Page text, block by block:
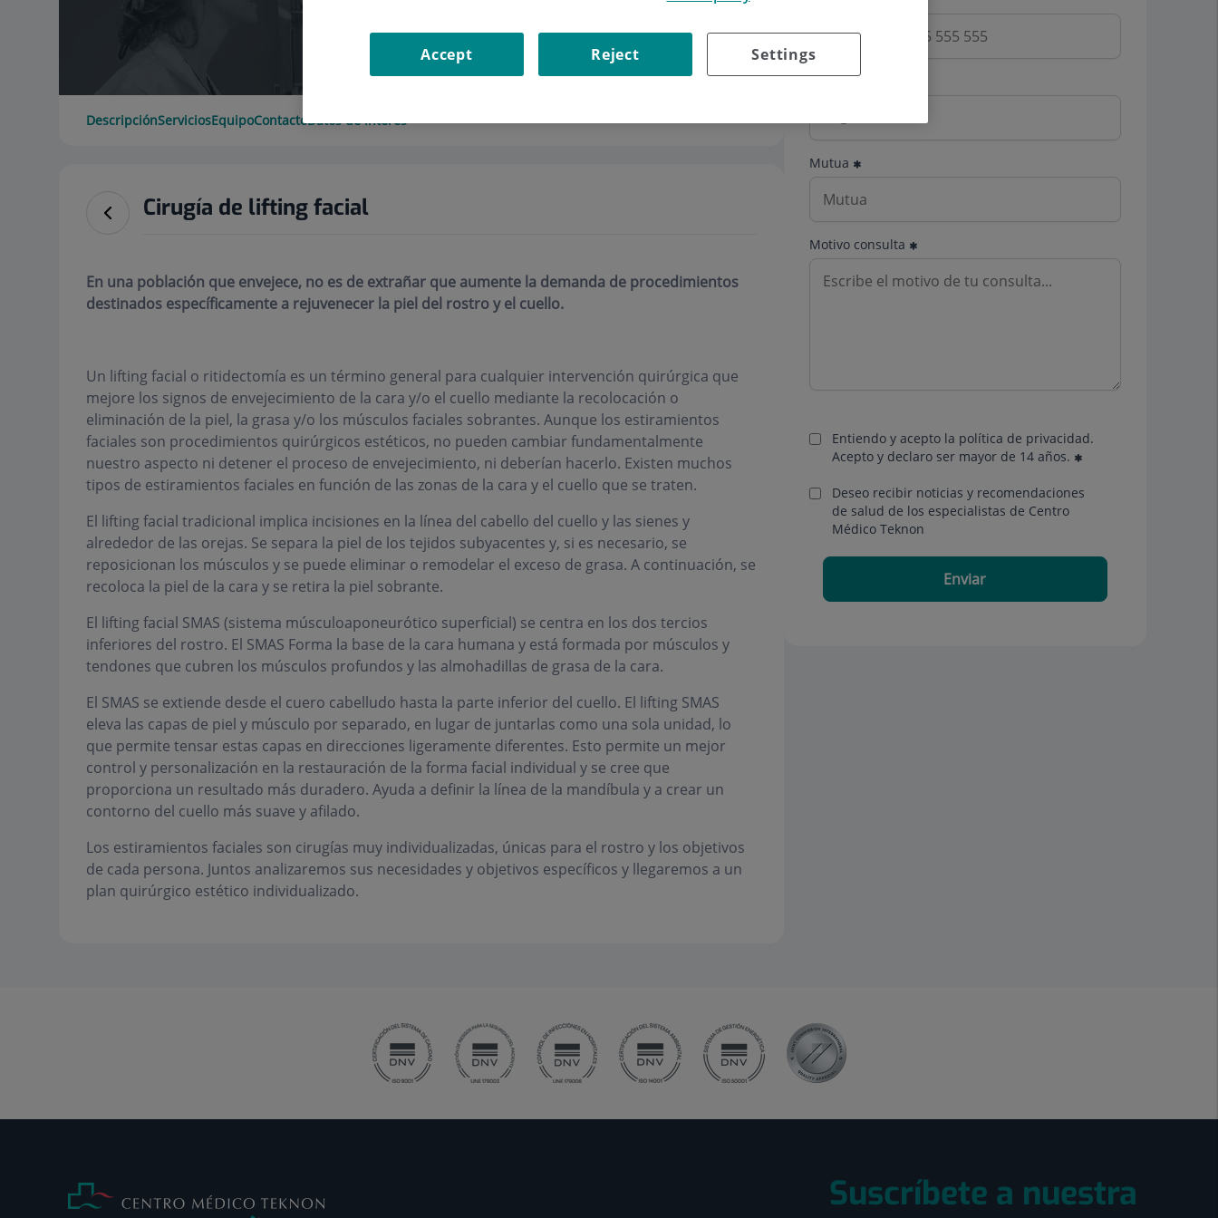
DescripciónServiciosEquipoContactoDatos de interés
Cirugía de lifting facial
En una población que envejece, no es de extrañar que aumente la demanda de procedimientos
destinados específicamente a rejuvenecer la piel del rostro y el cuello.
Un lifting facial o ritidectomía es un término general para cualquier intervención quirúrgica que
mejore los signos de envejecimiento de la cara y/o el cuello mediante la recolocación o
eliminación de la piel, la grasa y/o los músculos faciales sobrantes. Aunque los estiramientos
faciales son procedimientos quirúrgicos estéticos, no pueden cambiar fundamentalmente
nuestro aspecto ni detener el proceso de envejecimiento, ni deberían hacerlo. Existen muchos
tipos de estiramientos faciales en función de las zonas de la cara y el cuello que se traten.
El lifting facial tradicional implica incisiones en la línea del cabello del cuello y las sienes y
alrededor de las orejas. Se separa la piel de los tejidos subyacentes y, si es necesario, se
reposicionan los músculos y se puede eliminar o remodelar el exceso de grasa. A continuación, se
recoloca la piel de la cara y se retira la piel sobrante.
El lifting facial SMAS (sistema músculoaponeurótico superficial) se centra en los dos tercios
inferiores del rostro. El SMAS Forma la base de la cara humana y está formada por músculos y
tendones que cubren los músculos profundos y las almohadillas de grasa de la cara.
El SMAS se extiende desde el cuero cabelludo hasta la parte inferior del cuello. El lifting SMAS
eleva las capas de piel y músculo por separado, en lugar de juntarlas como una sola unidad, lo
que permite tensar estas capas en direcciones ligeramente diferentes. Esto permite un mejor
control y personalización en la restauración de la forma facial individual y se cree que
proporciona un resultado más duradero. Ayuda a definir la línea de la mandíbula y a crear un
contorno del cuello más suave y afilado.
Los estiramientos faciales son cirugías muy individualizadas, únicas para el rostro y los objetivos
de cada persona. Juntos analizaremos sus necesidades y objetivos específicos y llegaremos a un
plan quirúrgico estético individualizado.
Email
Mutua
Motivo consulta
Entiendo y acepto la política de privacidad.
Acepto y declaro ser mayor de 14 años.
Deseo recibir noticias y recomendaciones
de salud de los especialistas de Centro
Médico Teknon
Enviar
Suscríbete a nuestra
Settings
Reject
Accept